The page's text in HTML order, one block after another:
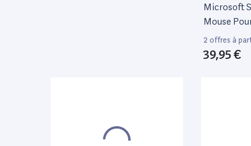
Microsoft
Mouse
Rt
2 offres à
39,95 €